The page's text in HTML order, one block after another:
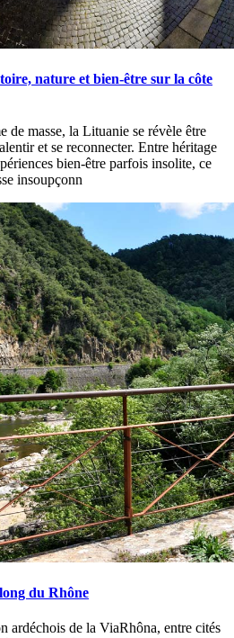
nature et bien-être sur la côte
de masse, la Lituanie se révèle être
et se reconnecter. Entre héritage
bien-être parfois insolite, ce
insoupçonn
du Rhône
ardéchois de la ViaRhôna, entre cités